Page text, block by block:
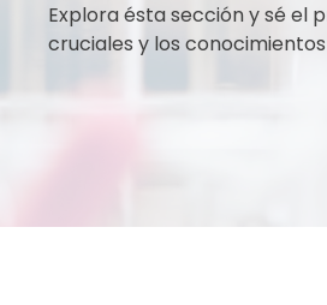
Explora ésta sección y sé el
cruciales y los